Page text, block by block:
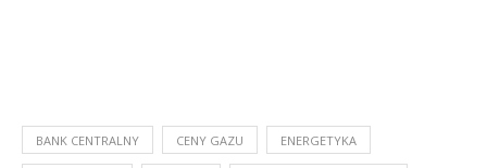
BANK CENTRALNY CENY GAZU ENERGETYKA